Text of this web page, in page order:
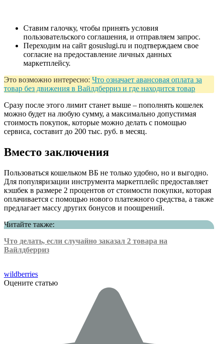
Ставим галочку, чтобы принять условия
пользовательского соглашения, и отправляем запрос.
Переходим на сайт gosuslugi.ru и подтверждаем свое
согласие на предоставление личных данных
маркетплейсу.
Это возможно интересно: Что означает авансовая оплата за
товар без движения в Вайлдберриз и где находится товар
Сразу после этого лимит станет выше – пополнять кошелек
можно будет на любую сумму, а максимально допустимая
стоимость покупок, которые можно делать с помощью
сервиса, составит до 200 тыс. руб. в месяц.
Вместо заключения
Пользоваться кошельком ВБ не только удобно, но и выгодно.
Для популяризации инструмента маркетплейс предоставляет
кэшбек в размере 2 процентов от стоимости покупки, которая
оплачивается с помощью нового платежного средства, а также
предлагает массу других бонусов и поощрений.
Читайте также:
Что делать, если случайно заказал 2 товара на
Вайлдберриз
wildberries
Оцените статью